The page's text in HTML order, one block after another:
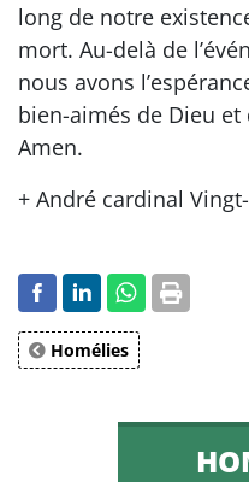
long de notre
mort. Au-delà de
nous avons
bien-aimés de Dieu
Amen.
+ André cardinal
Homélies